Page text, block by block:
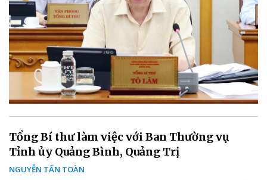
Tổng Bí thư làm việc với Ban Thường vụ
Tỉnh ủy Quảng Bình, Quảng Trị
NGUYỄN TẤN TOÀN